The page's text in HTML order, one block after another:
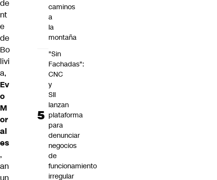
de
nt
e
de
Bo
livi
a,
Ev
o
M
or
al
es
,
an
un
caminos
a
la
montaña
"Sin
Fachadas":
CNC
y
SII
lanzan
plataforma
para
denunciar
negocios
de
funcionamiento
irregular